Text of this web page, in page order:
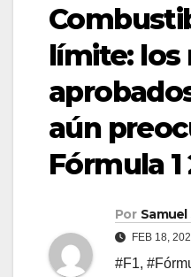
límite: los
aún
Fórmula 1
Por
FEB 18,
#F1,